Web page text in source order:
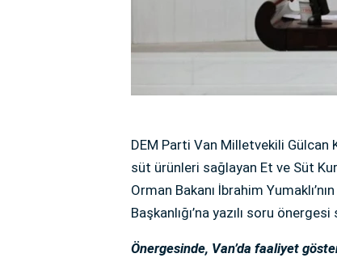
DEM Parti Van Milletvekili Gülcan
süt ürünleri sağlayan Et ve Süt
Orman Bakanı İbrahim
Başkanlığı’na yazılı soru önergesi
Önergesinde, Van’da faaliyet